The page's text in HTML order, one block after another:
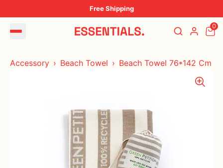
Free Shipping
0
Accessory Beach Towel Beach Towel 76*142 Cm